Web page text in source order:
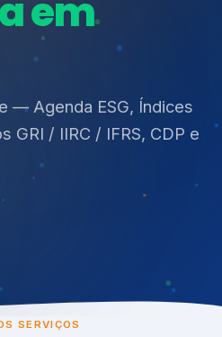
em ISO 27001,
37001, ISO 9001, ISO
PNQ — Gestão de
SERVIÇOS